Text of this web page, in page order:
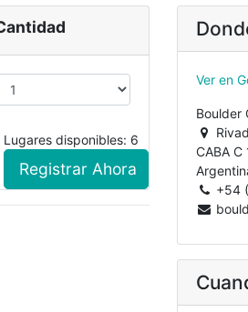
Lugares disponibles: 6
Registrar Ahora
Ver en
Boulder
CABA C
+54